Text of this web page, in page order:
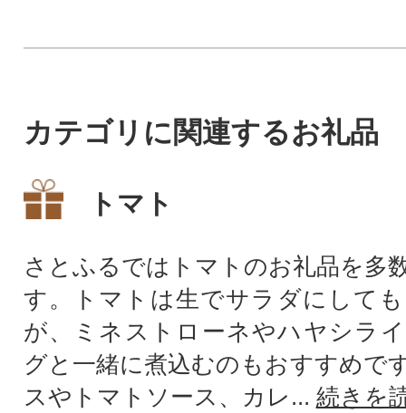
カテゴリに関連するお礼品
トマト
さとふるではトマトのお礼品を多
す。トマトは生でサラダにして
が、ミネストローネやハヤシラ
グと一緒に煮込むのもおすすめで
スやトマトソース、カレ... 続きを